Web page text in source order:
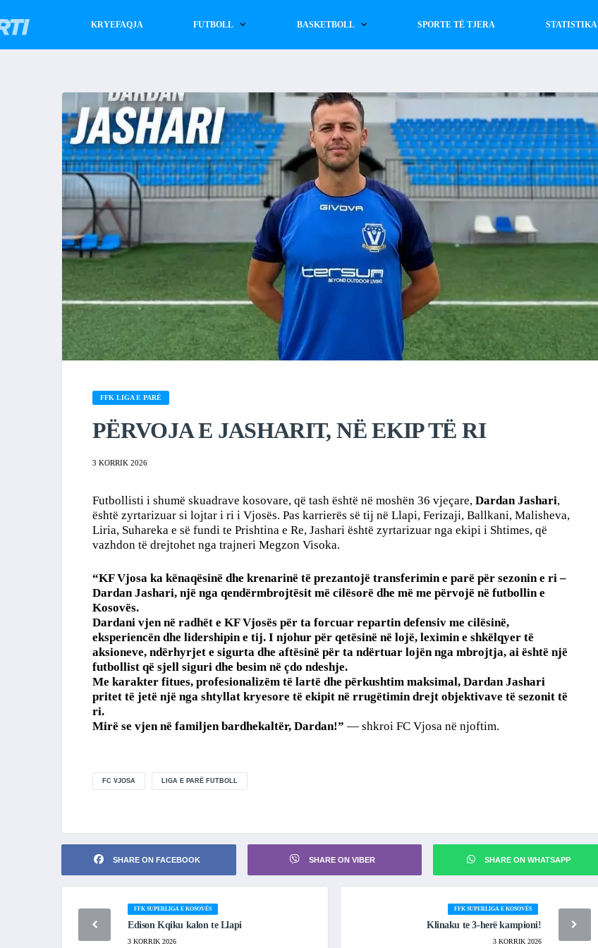
KRYEFAQJA FUTBOLL BASKETBOLL SPORTE TË TJERA STATISTIKA
FFK LIGA E PARË
PËRVOJA E JASHARIT, NË EKIP TË RI
3 KORRIK 2026
Futbollisti i shumë skuadrave kosovare, që tash është në moshën 36 vjeçare, Dardan Jashari,
është zyrtarizuar si lojtar i ri i Vjosës. Pas karrierës së tij në Llapi, Ferizaji, Ballkani, Malisheva,
Liria, Suhareka e së fundi te Prishtina e Re, Jashari është zyrtarizuar nga ekipi i Shtimes, që
vazhdon të drejtohet nga trajneri Megzon Visoka.
“KF Vjosa ka kënaqësinë dhe krenarinë të prezantojë transferimin e parë për sezonin e ri –
Dardan Jashari, një nga qendërmbrojtësit më cilësorë dhe më me përvojë në futbollin e
Kosovës.
Dardani vjen në radhët e KF Vjosës për ta forcuar repartin defensiv me cilësinë,
eksperiencën dhe lidershipin e tij. I njohur për qetësinë në lojë, leximin e shkëlqyer të
aksioneve, ndërhyrjet e sigurta dhe aftësinë për ta ndërtuar lojën nga mbrojtja, ai është një
futbollist që sjell siguri dhe besim në çdo ndeshje.
Me karakter fitues, profesionalizëm të lartë dhe përkushtim maksimal, Dardan Jashari
pritet të jetë një nga shtyllat kryesore të ekipit në rrugëtimin drejt objektivave të sezonit të
ri.
Mirë se vjen në familjen bardhekaltër, Dardan!” — shkroi FC Vjosa në njoftim.
FC VJOSA LIGA E PARË FUTBOLL
SHARE ON FACEBOOK SHARE ON VIBER SHARE ON WHATSAPP
FFK SUPERLIGA E KOSOVËS
Edison Kqiku kalon te Llapi
3 KORRIK 2026
FFK SUPERLIGA E KOSOVËS
Klinaku te 3-herë kampioni!
3 KORRIK 2026